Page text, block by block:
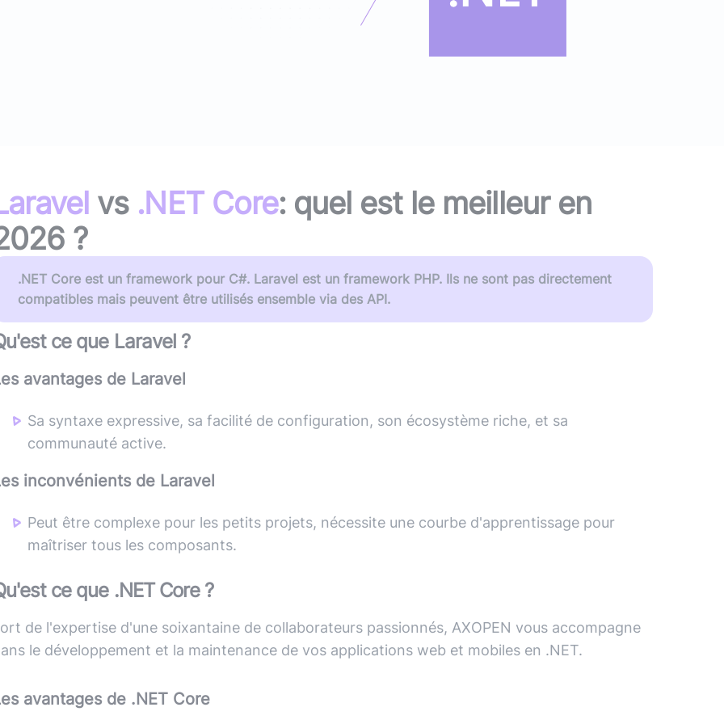
Écouter le podcast
Lire le livre blanc
vs .NET Core: quel est le meilleur en
?
.NET Core est un framework pour C#. Laravel est un framework PHP. Ils ne sont pas directement
compatibles mais peuvent être utilisés ensemble via des API.
ce que Laravel?
avantages de Laravel
Sa syntaxe expressive, sa facilité de configuration, son écosystème riche, et sa
communauté active.
inconvénients de Laravel
Peut être complexe pour les petits projets, nécessite une courbe d'apprentissage pour
maîtriser tous les composants.
ce que .NET Core?
de l'expertise d'une soixantaine de collaborateurs passionnés, AXOPEN vous accompagne
le développement et la maintenance de vos applications web et mobiles en .NET.
avantages de .NET Core